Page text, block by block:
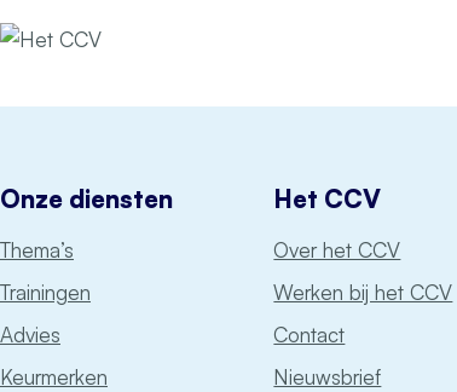
Onze diensten
Thema’s
Trainingen
Advies
Keurmerken
Het CCV
Over het CCV
Werken bij het CCV
Contact
Nieuwsbrief